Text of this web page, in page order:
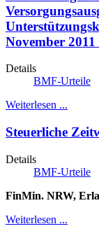
November
Details
BMF-Urteile
Weiterlesen ...
Steuerliche
Details
BMF-Urteile
FinMin. NRW,
Weiterlesen ...